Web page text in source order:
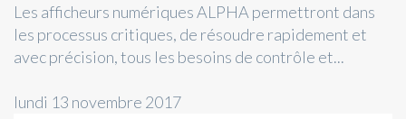
Les afficheurs numériques ALPHA permettront dans
les processus critiques, de résoudre rapidement et
avec précision, tous les besoins de contrôle et...
lundi 13 novembre 2017